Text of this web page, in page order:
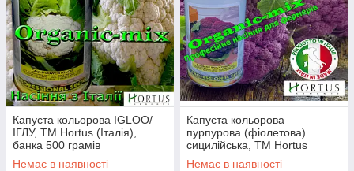
Капуста кольорова IGLOO/
ІГЛУ, ТМ Hortus (Італія),
банка 500 грамів
Немає в наявності
Капуста кольорова
пурпурова (фіолетова)
сицилійська, ТМ Hortus
(Італія), банка 500 грамів
Немає в наявності